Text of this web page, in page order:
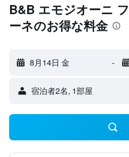
B&B エモジオーニ
ーネのお得な料金
8月14日 金 -
宿泊者2名, 1​部屋